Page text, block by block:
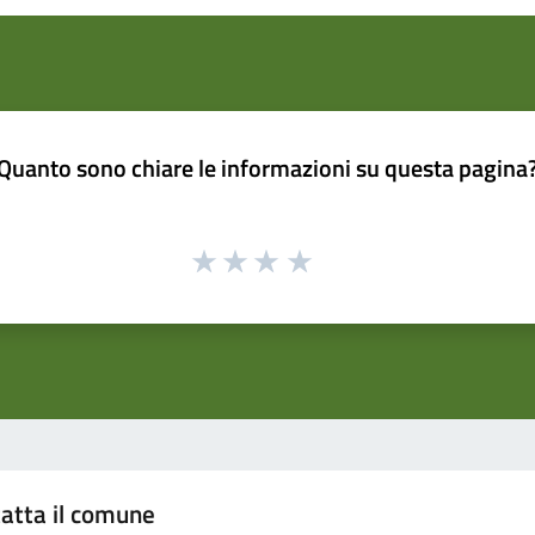
sono chiare le informazioni su questa
il comune